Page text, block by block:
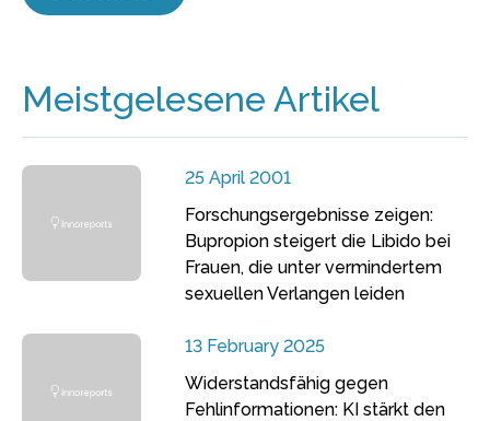
Meistgelesene Artikel
25 April 2001
Forschungsergebnisse zeigen:
Bupropion steigert die Libido bei
Frauen, die unter vermindertem
sexuellen Verlangen leiden
13 February 2025
Widerstandsfähig gegen
Fehlinformationen: KI stärkt den